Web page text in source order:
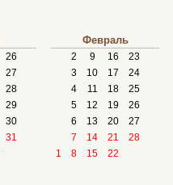
26
27
28
29
30
31
Февраль
2 9 16
23
3
10 17
24
4
11 18
25
5
12 19
26
6
13 20
27
7
14 21
28
1
8 15 22